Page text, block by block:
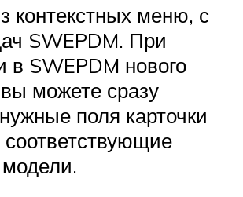
контекстных меню, с
SWE­PDM. При
в SWE­PDM нового
можете сразу
поля карточки
соответствующие